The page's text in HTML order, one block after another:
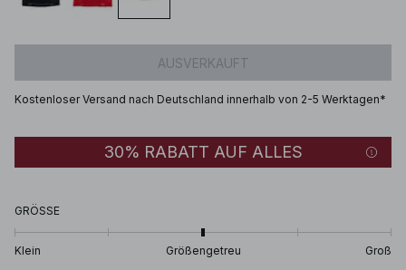
AUSVERKAUFT
Kostenloser Versand nach Deutschland innerhalb von 2-5 Werktagen*
30% RABATT AUF ALLES
GRÖSSE
Klein Größengetreu Groß